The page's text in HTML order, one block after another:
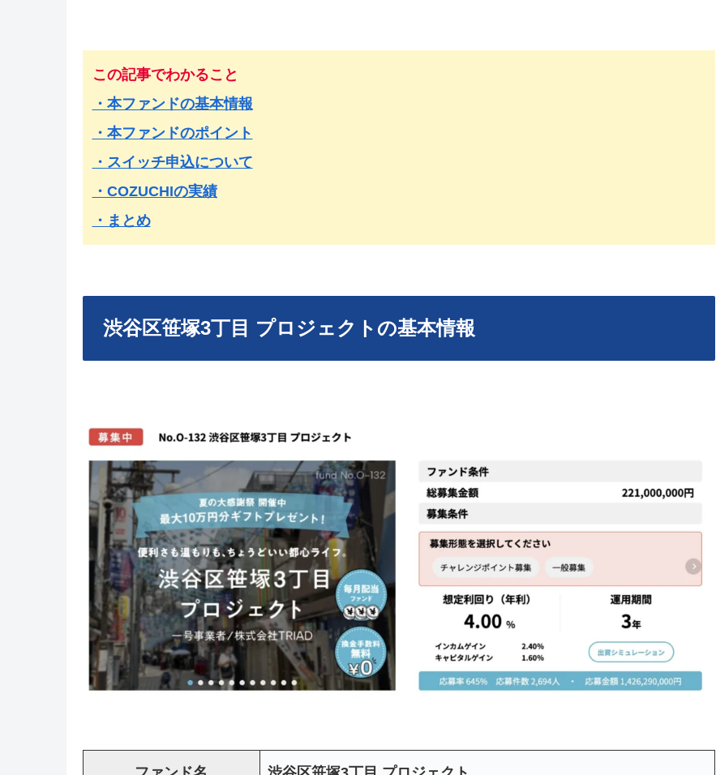
この記事でわかること
・本ファンドの基本情報
・本ファンドのポイント
・スイッチ申込について
・COZUCHIの実績
・まとめ
渋谷区笹塚3丁目 プロジェクトの基本情報